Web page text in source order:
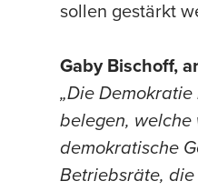
sollen gestärkt
Gaby Bischoff,
„Die
belegen, welche
demokratische
Betriebsräte,